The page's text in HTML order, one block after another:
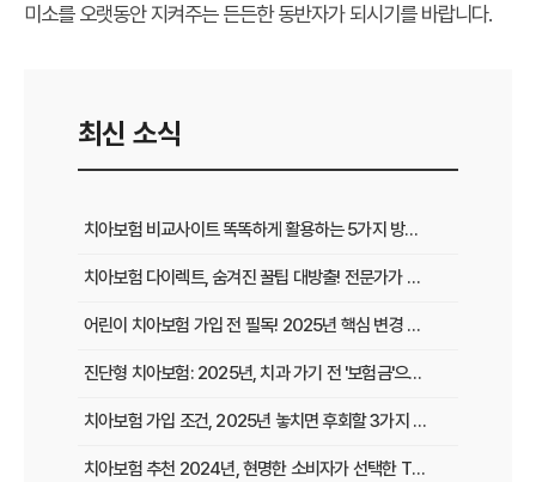
미소를 오랫동안 지켜주는 든든한 동반자가 되시기를 바랍니다.
최신 소식
치아보험 비교사이트 똑똑하게 활용하는 5가지 방법: 숨겨진 보험금 찾는 꿀팁
치아보험 다이렉트, 숨겨진 꿀팁 대방출! 전문가가 알려주는 2025년 가입 전략
어린이 치아보험 가입 전 필독! 2025년 핵심 변경 사항 & 현명한 선택 가이드
진단형 치아보험: 2025년, 치과 가기 전 '보험금'으로 든든하게!
치아보험 가입 조건, 2025년 놓치면 후회할 3가지 핵심 변화!
치아보험 추천 2024년, 현명한 소비자가 선택한 TOP3 비교분석! 지금 가입하면 평생 혜택!